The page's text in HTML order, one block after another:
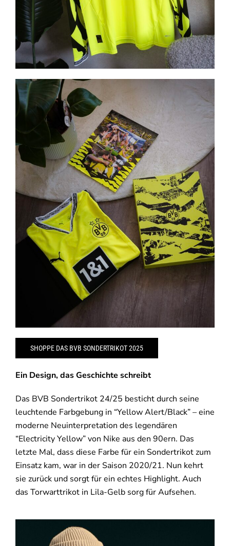
SHOPPE DAS BVB SONDERTRIKOT 2025
Ein Design, das Geschichte schreibt
Das BVB Sondertrikot 24/25 besticht durch seine
leuchtende Farbgebung in “Yellow Alert/Black” – eine
moderne Neuinterpretation des legendären
“Electricity Yellow” von Nike aus den 90ern. Das
letzte Mal, dass diese Farbe für ein Sondertrikot zum
Einsatz kam, war in der Saison 2020/21. Nun kehrt
sie zurück und sorgt für ein echtes Highlight. Auch
das Torwarttrikot in Lila-Gelb sorg für Aufsehen.